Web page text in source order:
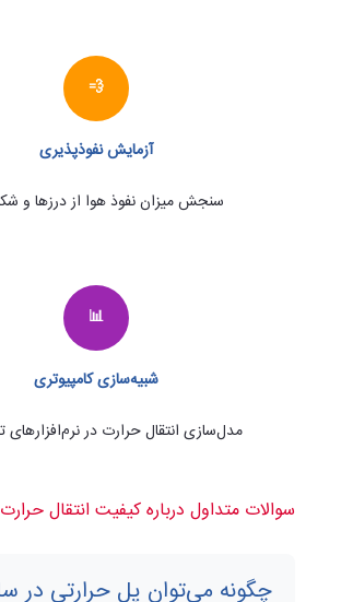
💨
آزمایش نفوذپذیری
سنجش میزان نفوذ هوا از درزها و
📊
شبیه‌سازی کامپیوتری
مدل‌سازی انتقال حرارت در
سوالات متداول درباره کیفیت انتقال
چگونه می‌توان پل حرارتی در